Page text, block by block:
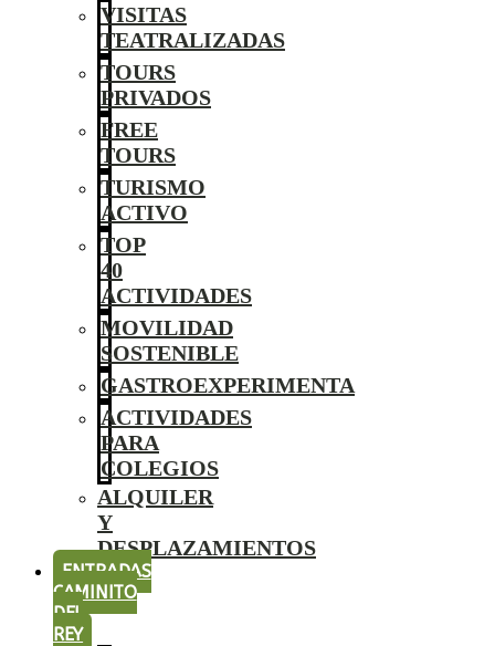
VISITAS
TEATRALIZADAS
TOURS
PRIVADOS
FREE
TOURS
TURISMO
ACTIVO
TOP
40
ACTIVIDADES
MOVILIDAD
SOSTENIBLE
GASTROEXPERIMENTA
ACTIVIDADES
PARA
COLEGIOS
ALQUILER
Y
DESPLAZAMIENTOS
ENTRADAS
CAMINITO
DEL
REY